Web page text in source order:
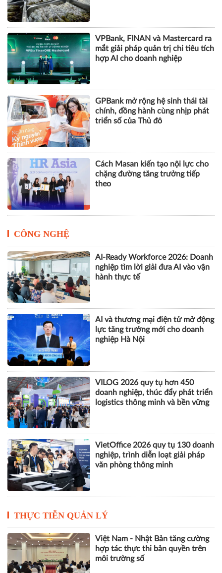
VPBank, FINAN và Mastercard ra
mắt giải pháp quản trị chi tiêu tích
hợp AI cho doanh nghiệp
GPBank mở rộng hệ sinh thái tài
chính, đồng hành cùng nhịp phát
triển số của Thủ đô
Cách Masan kiến tạo nội lực cho
chặng đường tăng trưởng tiếp
theo
CÔNG NGHỆ
AI-Ready Workforce 2026: Doanh
nghiệp tìm lời giải đưa AI vào vận
hành thực tế
AI và thương mại điện tử mở động
lực tăng trưởng mới cho doanh
nghiệp Hà Nội
VILOG 2026 quy tụ hơn 450
doanh nghiệp, thúc đẩy phát triển
logistics thông minh và bền vững
VietOffice 2026 quy tụ 130 doanh
nghiệp, trình diễn loạt giải pháp
văn phòng thông minh
THỰC TIỄN QUẢN LÝ
Việt Nam - Nhật Bản tăng cường
hợp tác thực thi bản quyền trên
môi trường số